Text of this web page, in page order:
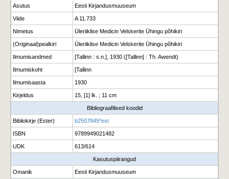
Asutus Eesti Kirjandusmuuseum
Viide A 11.733
Nimetus Üleriiklise Medicin Velskerite Ühingu põhikiri
(Originaal)pealkiri Üleriiklise Medicin Velskerite Ühingu põhikiri
Ilmumisandmed [Tallinn : s.n.], 1930 ([Tallinn] : Th. Awendt)
Ilmumiskoht [Tallinn
Ilmumisaasta 1930
Kirjeldus 15, [1] lk. ; 11 cm
Bibliograafilised koodid
Bibliokirje (Ester) b2507845*est
ISBN 9789949021482
UDK 613/614
Kasutuspiirangud
Omanik Eesti Kirjandusmuuseum